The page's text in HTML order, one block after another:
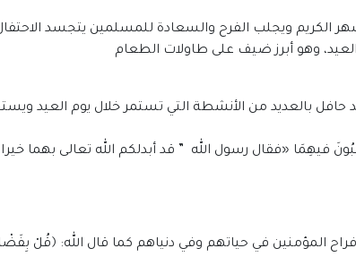
الكريم ويجلب الفرح والسعادة للمسلمين يتجسد
وهو أبرز ضيف على طاولات الطعام
حافل بالعديد من الأنشطة التي تستمر خلال يوم العيد
فيهِمَا «فقال رسول الله ” قد أبدلكم الله تعالى بهما
المؤمنين في حياتهم وفي دنياهم كما قال الله: ﴿قُلْ